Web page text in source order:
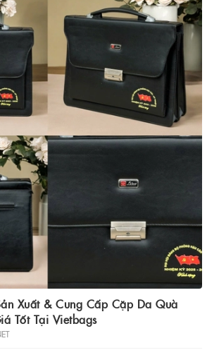
Xuất & Cung Cấp Cặp Da Quà
Tốt Tại Vietbags